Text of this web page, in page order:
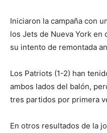
Iniciaron la campaña con
los Jets de Nueva York en
su intento de remontada
Los Patriots (1-2) han
ambos lados del balón,
tres partidos por primera
En otros resultados de la